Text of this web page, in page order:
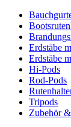
Erdstäbe
Erdstäbe
Hi-Pods
Rod-Pods
Tripods
Zubehör